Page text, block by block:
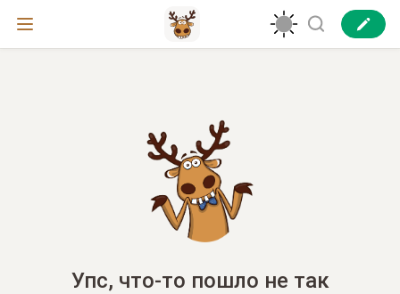
Упс, что-то пошло не так